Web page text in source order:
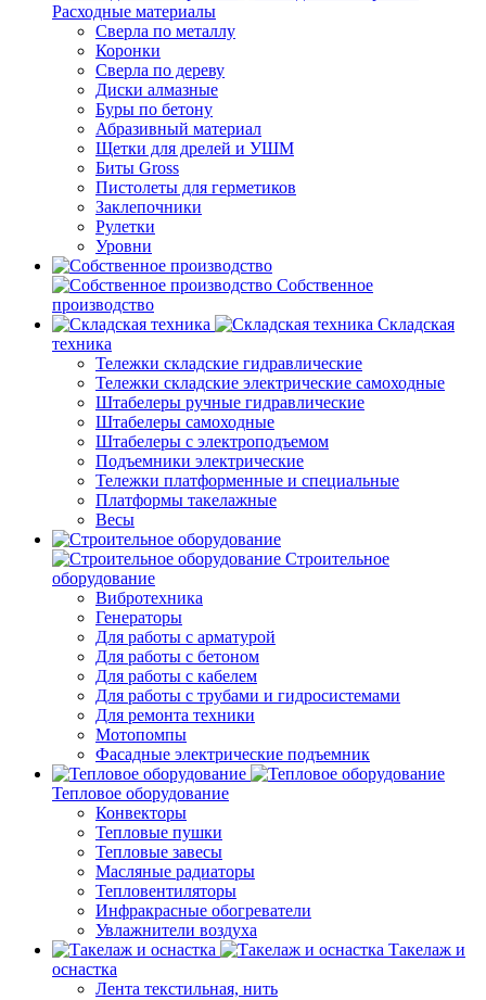
Расходные материалы
Сверла по металлу
Коронки
Сверла по дереву
Диски алмазные
Буры по бетону
Абразивный материал
Щетки для дрелей и УШМ
Биты Gross
Пистолеты для герметиков
Заклепочники
Рулетки
Уровни
Собственное
производство
Складская
техника
Тележки складские гидравлические
Тележки складские электрические самоходные
Штабелеры ручные гидравлические
Штабелеры самоходные
Штабелеры с электроподъемом
Подъемники электрические
Тележки платформенные и специальные
Платформы такелажные
Весы
Строительное
оборудование
Вибротехника
Генераторы
Для работы с арматурой
Для работы с бетоном
Для работы с кабелем
Для работы с трубами и гидросистемами
Для ремонта техники
Мотопомпы
Фасадные электрические подъемник
Тепловое оборудование
Конвекторы
Тепловые пушки
Тепловые завесы
Масляные радиаторы
Тепловентиляторы
Инфракрасные обогреватели
Увлажнители воздуха
Такелаж и
оснастка
Лента текстильная, нить